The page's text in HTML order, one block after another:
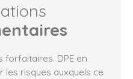
DPE en
les risques auxquels ce